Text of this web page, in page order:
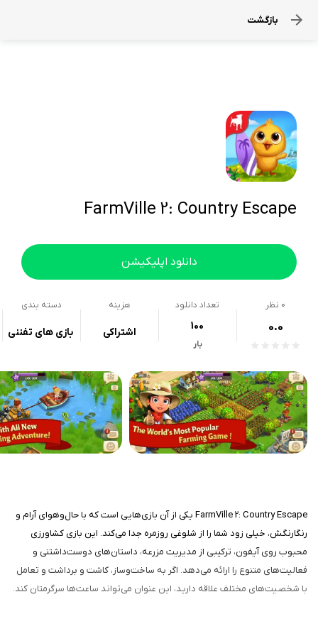
بازگشت
FarmVille 2: Country Escape
دانلود اپلیکیشن
0 نظر
0.0
تعداد دانلود
100
بار
هزینه
اشتراکی
دسته بندی
بازی های تفننی
FarmVille 2: Country Escape یکی از آن بازی‌هایی است که با حال‌وهوای آرام و
رنگارنگش، خیلی زود شما را از شلوغی روزمره جدا می‌کند. این بازی کشاورزی
محبوب روی آیفون، ترکیبی از مدیریت مزرعه، داستان‌های دوست‌داشتنی و
فعالیت‌های متنوع را ارائه می‌دهد. اگر به ساخت‌وساز، کاشت و برداشت و تعامل
با شخصیت‌های مختلف علاقه دارید، این عنوان می‌تواند ساعت‌ها سرگرمتان کند.